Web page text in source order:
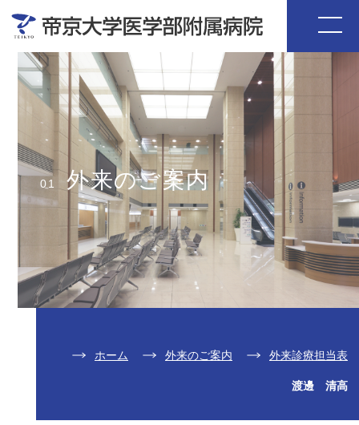
01 外来のご案内
ホーム 外来のご案内 外来診療担当表
渡邊 清高